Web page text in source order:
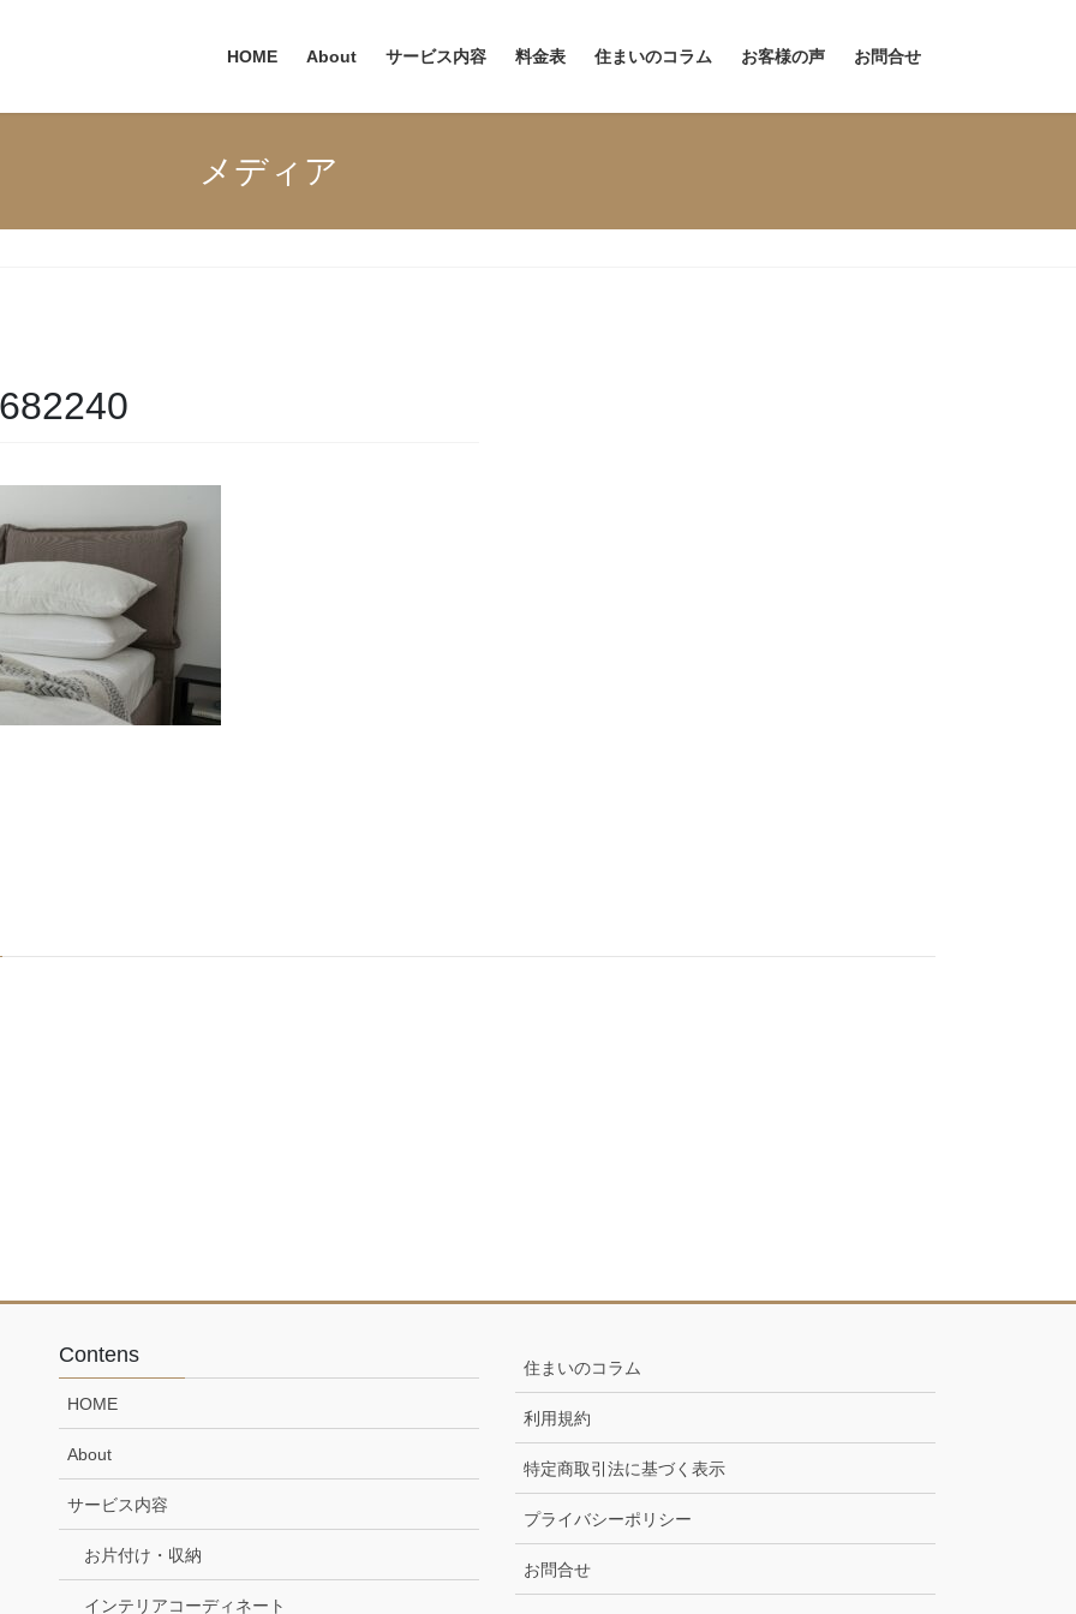
HOME About サービス内容 料金表 住まいのコラム お客様の声 お問合せ
メディア
Contens
HOME
About
サービス内容
お片付け・収納
インテリアコーディネート
住まいのコラム
利用規約
特定商取引法に基づく表示
プライバシーポリシー
お問合せ